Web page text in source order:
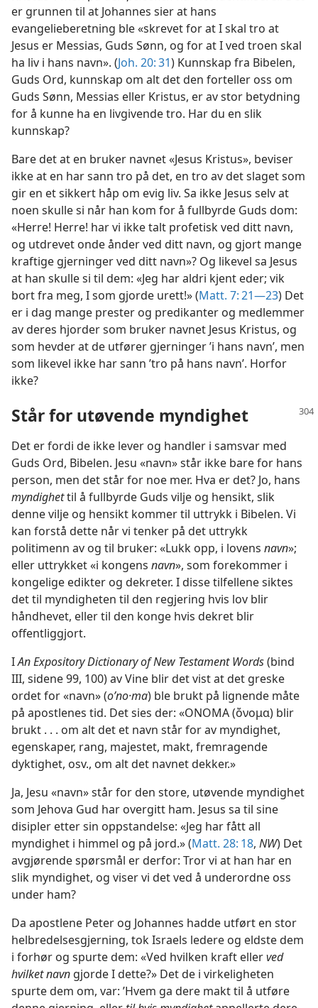
er grunnen til at Johannes sier at hans
evangelieberetning ble «skrevet for at I skal tro at
Jesus er Messias, Guds Sønn, og for at I ved troen skal
ha liv i hans navn». (Joh. 20: 31) Kunnskap fra Bibelen,
Guds Ord, kunnskap om alt det den forteller oss om
Guds Sønn, Messias eller Kristus, er av stor betydning
for å kunne ha en livgivende tro. Har du en slik
kunnskap?
Bare det at en bruker navnet «Jesus Kristus», beviser
ikke at en har sann tro på det, en tro av det slaget som
gir en et sikkert håp om evig liv. Sa ikke Jesus selv at
noen skulle si når han kom for å fullbyrde Guds dom:
«Herre! Herre! har vi ikke talt profetisk ved ditt navn,
og utdrevet onde ånder ved ditt navn, og gjort mange
kraftige gjerninger ved ditt navn»? Og likevel sa Jesus
at han skulle si til dem: «Jeg har aldri kjent eder; vik
bort fra meg, I som gjorde urett!» (Matt. 7: 21—23) Det
er i dag mange prester og predikanter og medlemmer
av deres hjorder som bruker navnet Jesus Kristus, og
som hevder at de utfører gjerninger ’i hans navn’, men
som likevel ikke har sann ’tro på hans navn’. Horfor
ikke?
Står for utøvende myndighet
Det er fordi de ikke lever og handler i samsvar med
Guds Ord, Bibelen. Jesu «navn» står ikke bare for hans
person, men det står for noe mer. Hva er det? Jo, hans
myndighettil å fullbyrde Guds vilje og hensikt, slik
denne vilje og hensikt kommer til uttrykk i Bibelen. Vi
kan forstå dette når vi tenker på det uttrykk
politimenn av og til bruker: «Lukk opp, i lovens navn»;
eller uttrykket «i kongens navn», som forekommer i
kongelige edikter og dekreter. I disse tilfellene siktes
det til myndigheten til den regjering hvis lov blir
håndhevet, eller til den konge hvis dekret blir
offentliggjort.
IAn Expository Dictionary of New Testament Words(bind
III, sidene 99, 100) av Vine blir det vist at det greske
ordet for «navn» (o’no·ma) ble brukt på lignende måte
på apostlenes tid. Det sies der: «ONOMA (ὄνομα) blir
brukt . . . om alt det et navn står for av myndighet,
egenskaper, rang, majestet, makt, fremragende
dyktighet, osv., om alt det navnet dekker.»
Ja, Jesu «navn» står for den store, utøvende myndighet
som Jehova Gud har overgitt ham. Jesus sa til sine
disipler etter sin oppstandelse: «Jeg har fått all
myndighet i himmel og på jord.» (Matt. 28: 18, NW) Det
avgjørende spørsmål er derfor: Tror vi at han har en
slik myndighet, og viser vi det ved å underordne oss
under ham?
Da apostlene Peter og Johannes hadde utført en stor
helbredelsesgjerning, tok Israels ledere og eldste dem
i forhør og spurte dem: «Ved hvilken kraft ellerved
hvilket navn gjorde I dette?» Det de i virkeligheten
spurte dem om, var: ’Hvem ga dere makt til å utføre